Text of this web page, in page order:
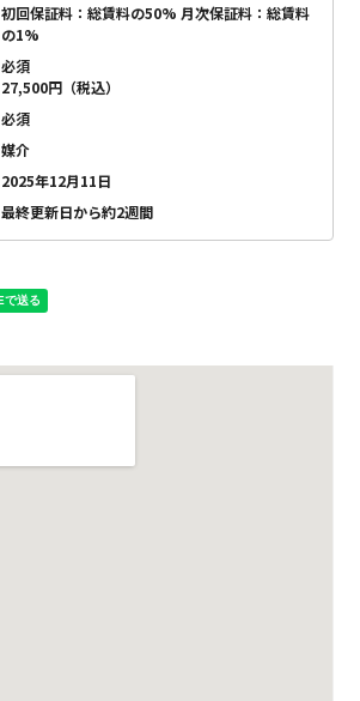
初回保証料：総賃料の50% 月次保証料：総賃料
の1%
必須
27,500円（税込）
必須
媒介
2025年12月11日
最終更新日から約2週間